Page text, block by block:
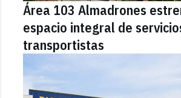
Área 103 Almadrones
espacio integral de
transportistas